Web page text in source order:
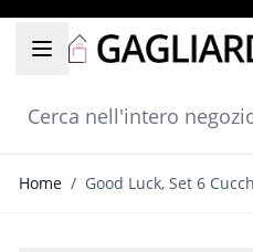
Salta al contenuto
Cerca nell'intero negozio...
Home / Good Luck, Set 6